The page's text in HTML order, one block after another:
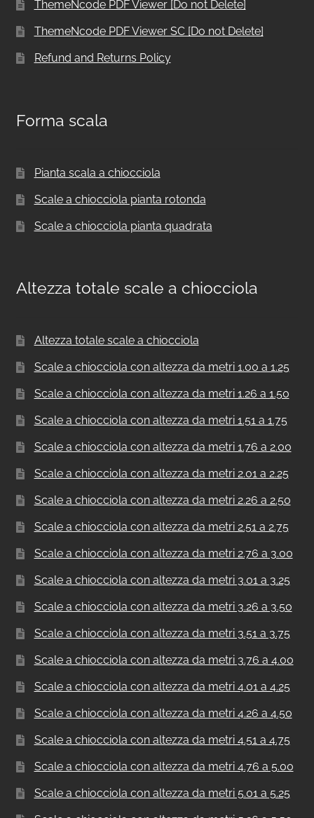
ThemeNcode PDF Viewer [Do not Delete]
ThemeNcode PDF Viewer SC [Do not Delete]
Refund and Returns Policy
Forma scala
Pianta scala a chiocciola
Scale a chiocciola pianta rotonda
Scale a chiocciola pianta quadrata
Altezza totale scale a chiocciola
Altezza totale scale a chiocciola
Scale a chiocciola con altezza da metri 1.00 a 1.25
Scale a chiocciola con altezza da metri 1.26 a 1.50
Scale a chiocciola con altezza da metri 1.51 a 1.75
Scale a chiocciola con altezza da metri 1.76 a 2.00
Scale a chiocciola con altezza da metri 2.01 a 2.25
Scale a chiocciola con altezza da metri 2.26 a 2.50
Scale a chiocciola con altezza da metri 2.51 a 2.75
Scale a chiocciola con altezza da metri 2.76 a 3.00
Scale a chiocciola con altezza da metri 3.01 a 3.25
Scale a chiocciola con altezza da metri 3.26 a 3.50
Scale a chiocciola con altezza da metri 3.51 a 3.75
Scale a chiocciola con altezza da metri 3.76 a 4.00
Scale a chiocciola con altezza da metri 4.01 a 4.25
Scale a chiocciola con altezza da metri 4.26 a 4.50
Scale a chiocciola con altezza da metri 4.51 a 4.75
Scale a chiocciola con altezza da metri 4.76 a 5.00
Scale a chiocciola con altezza da metri 5.01 a 5.25